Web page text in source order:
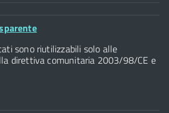
- 50122, Firenze
sono riutilizzabili solo alle
direttiva comunitaria 2003/98/CE e